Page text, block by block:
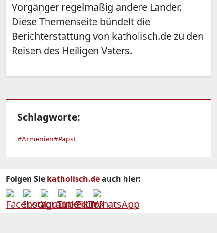
Vorgänger regelmäßig andere Länder.
Diese Themenseite bündelt die
Berichterstattung von katholisch.de zu den
Reisen des Heiligen Vaters.
Schlagworte:
#Armenien#Papst
Folgen Sie katholisch.deauch hier: